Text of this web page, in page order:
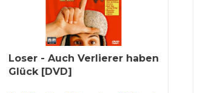
Loser - Auch Verlierer haben
Glück [DVD]